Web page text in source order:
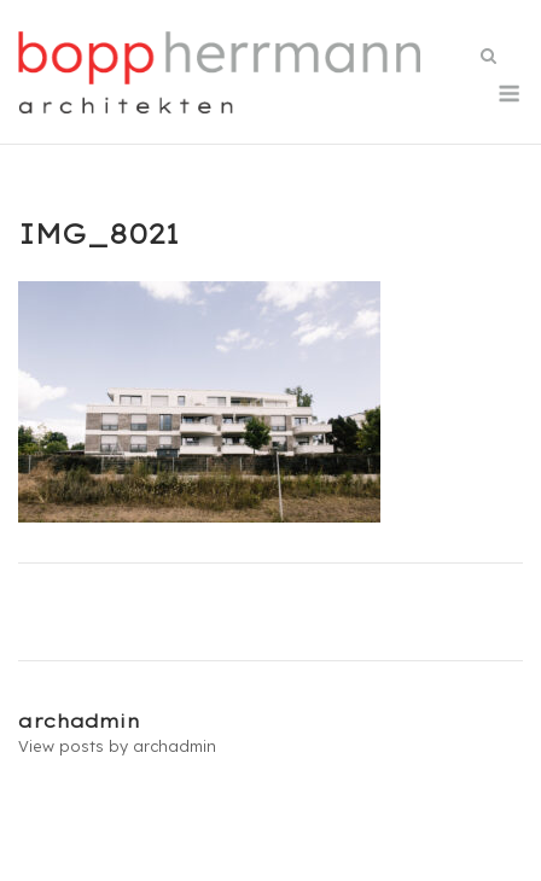
content
IMG_8021
archadmin
View posts by archadmin